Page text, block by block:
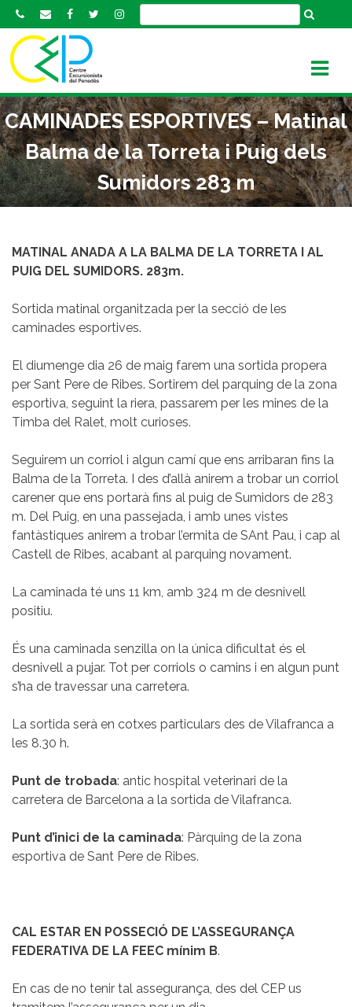
k
o
c
o
n
t
e
CAMINADES ESPORTIVES – Matinal
Balma de la Torreta i Puig dels
Sumidors 283 m
MATINAL ANADA A LA BALMA DE LA TORRETA I AL
PUIG DEL SUMIDORS. 283m.
Sortida matinal organitzada per la secció de les
caminades esportives.
El diumenge dia 26 de maig farem una sortida propera
per Sant Pere de Ribes. Sortirem del parquing de la zona
esportiva, seguint la riera, passarem per les mines de la
Timba del Ralet, molt curioses.
Seguirem un corriol i algun camí que ens arribaran fins la
Balma de la Torreta. I des d’allà anirem a trobar un corriol
carener que ens portarà fins al puig de Sumidors de 283
m. Del Puig, en una passejada, i amb unes vistes
fantàstiques anirem a trobar l’ermita de SAnt Pau, i cap al
Castell de Ribes, acabant al parquing novament.
La caminada té uns 11 km, amb 324 m de desnivell
positiu.
És una caminada senzilla on la única dificultat és el
desnivell a pujar. Tot per corriols o camins i en algun punt
s’ha de travessar una carretera.
La sortida serà en cotxes particulars des de Vilafranca a
les 8.30 h.
Punt de trobada: antic hospital veterinari de la
carretera de Barcelona a la sortida de Vilafranca.
Punt d’inici de la caminada: Pàrquing de la zona
esportiva de Sant Pere de Ribes.
CAL ESTAR EN POSSECIÓ DE L’ASSEGURANÇA
FEDERATIVA DE LA FEEC mínim B.
En cas de no tenir tal assegurança, des del CEP us